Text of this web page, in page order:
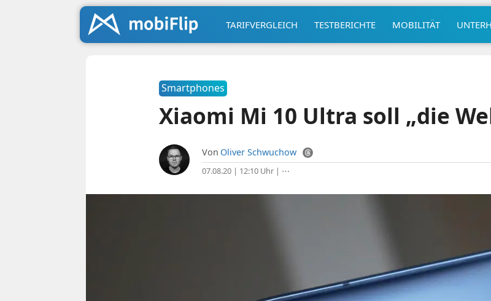
TARIFVERGLEICH TESTBERICHTE MOBILITÄT
Smartphones
Xiaomi Mi 10 Ultra soll „die
Von Oliver Schwuchow
07.08.20 | 12:10 Uhr| ⋯